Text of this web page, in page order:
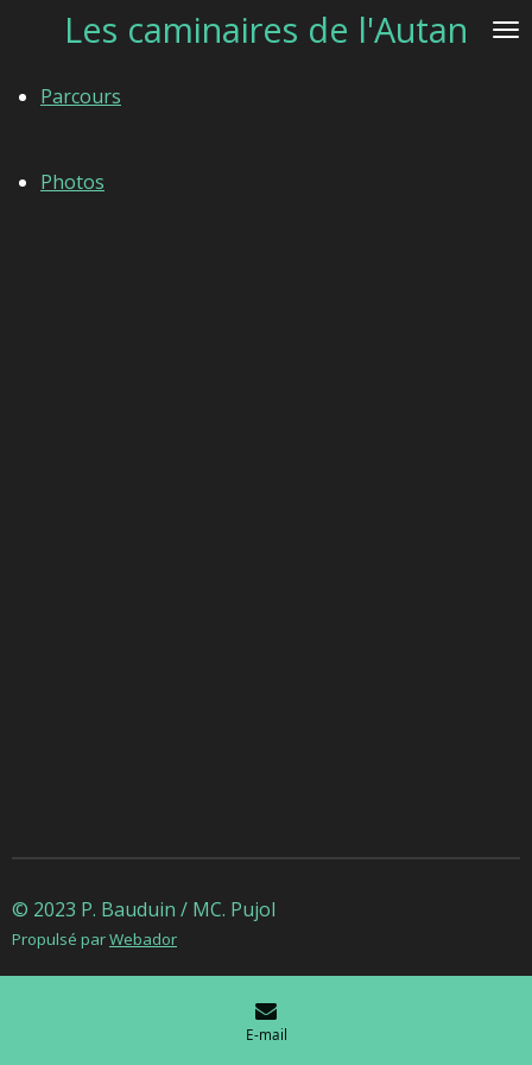
Passer
principal
Les caminaires de l'Autan
Parcours
Photos
© 2023 P. Bauduin / MC. Pujol
Propulsé parWebador
E-mail